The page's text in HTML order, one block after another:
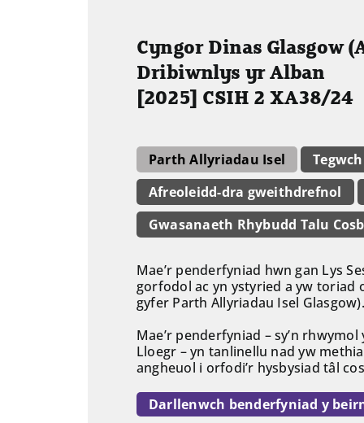
Cyngor Dinas Glasgow
Dribiwnlys yr Alban
[2025] CSIH 2 XA38/24
Parth Allyriadau Isel
Tegwch
Afreoleidd-dra gweithdrefnol
Gwasanaeth Rhybudd Talu Cosb
Mae’r penderfyniad hwn gan Lys
gorfodol ac yn ystyried a yw toriad
gyfer Parth Allyriadau Isel Glasgow).
Mae’r penderfyniad – sy’n
Lloegr – yn tanlinellu nad yw
angheuol i orfodi’r hysbysiad tâl
Darllenwch benderfyniad y